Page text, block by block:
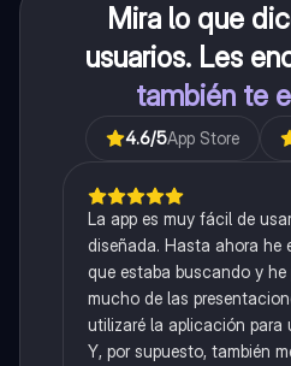
Mira lo que
usuarios. Les
también te
4.6/5App Store
La app es muy fácil de
diseñada. Hasta ahora he
que estaba buscando y he
mucho de las
utilizaré la aplicación para
Y, por supuesto, también